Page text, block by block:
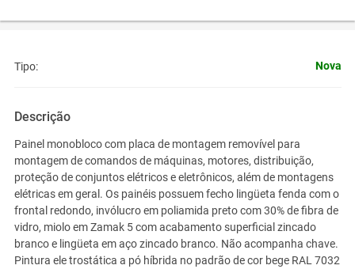
Tipo: Nova
Descrição
Painel monobloco com placa de montagem removível para
montagem de comandos de máquinas, motores, distribuição,
proteção de conjuntos elétricos e eletrônicos, além de montagens
elétricas em geral. Os painéis possuem fecho lingüeta fenda com o
frontal redondo, invólucro em poliamida preto com 30% de fibra de
vidro, miolo em Zamak 5 com acabamento superficial zincado
branco e lingüeta em aço zincado branco. Não acompanha chave.
Pintura ele trostática a pó híbrida no padrão de cor bege RAL 7032